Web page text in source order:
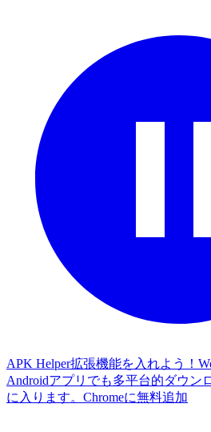
APK Helper拡張機能を入れよう！
Androidアプリでも多平台的ダウン
に入ります。 Chromeに無料追加